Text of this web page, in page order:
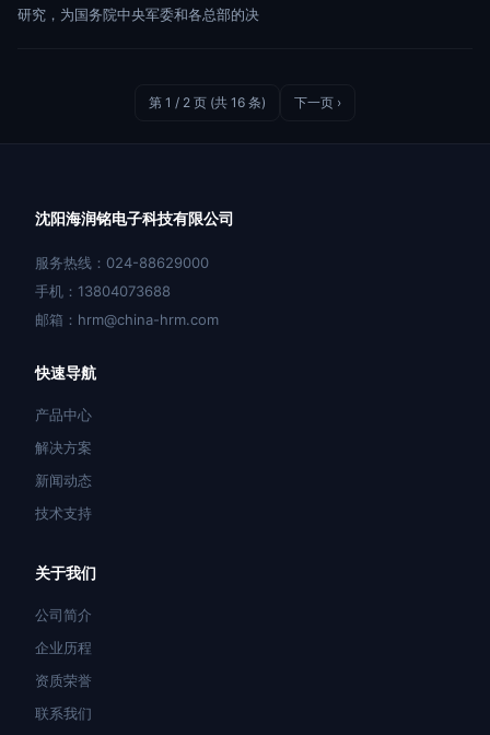
研究，为国务院中央军委和各总部的决
第 1 / 2 页 (共 16 条) 下一页 ›
沈阳海润铭电子科技有限公司
服务热线：024-88629000
手机：13804073688
邮箱：hrm@china-hrm.com
快速导航
产品中心
解决方案
新闻动态
技术支持
关于我们
公司简介
企业历程
资质荣誉
联系我们